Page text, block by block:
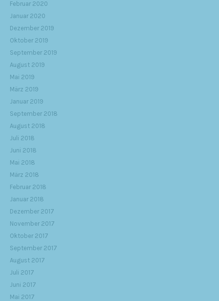
Februar 2020
Januar 2020
Dezember 2019
Oktober 2019
September 2019
August 2019
Mai 2019
März 2019
Januar 2019
September 2018
August 2018
Juli 2018
Juni 2018
Mai 2018
März 2018
Februar 2018
Januar 2018
Dezember 2017
November 2017
Oktober 2017
September 2017
August 2017
Juli 2017
Juni 2017
Mai 2017